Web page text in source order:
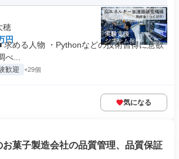
穂
円
求める人物 ・Pythonなどの技術習得に意欲
...
歓迎 +29個
気になる
お菓子製造会社の品質管理、品質保証